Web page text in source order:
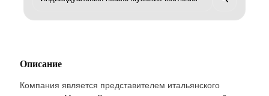
Описание
Компания является представителем итальянского